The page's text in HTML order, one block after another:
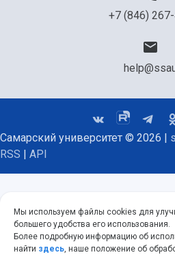
+7 (846)
Самарский университет © 2026 |
RSS
API
Мы используем файлы cookies для
большего удобства его использования.
Более подробную информацию об
найти здесь, наше положение об